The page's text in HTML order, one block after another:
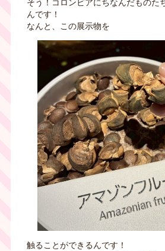
そう！コロンビアにちなんだものた
んです！
なんと、この展示物を
触ることができるんです！